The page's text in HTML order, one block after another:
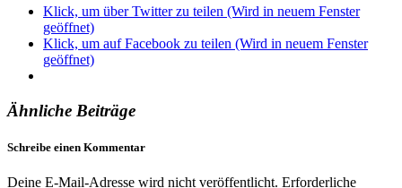
Klick, um über Twitter zu teilen (Wird in neuem Fenster
geöffnet)
Klick, um auf Facebook zu teilen (Wird in neuem Fenster
geöffnet)
Ähnliche Beiträge
Schreibe einen Kommentar
Deine E-Mail-Adresse wird nicht veröffentlicht. Erforderliche